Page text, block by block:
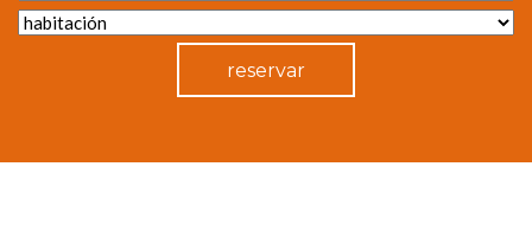
reservar